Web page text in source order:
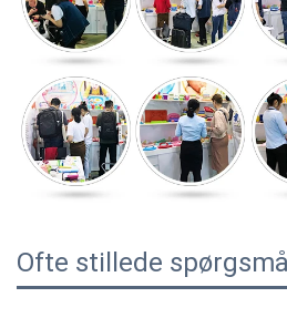
Ofte stillede spørgsmål